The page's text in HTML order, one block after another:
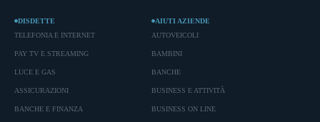
DISDETTE
TELEFONIA E INTERNET
PAY TV E STREAMING
LUCE E GAS
ASSICURAZIONI
BANCHE E FINANZA
AIUTI AZIENDE
AUTOVEICOLI
BAMBINI
BANCHE
BUSINESS E ATTIVITÀ
BUSINESS ON LINE